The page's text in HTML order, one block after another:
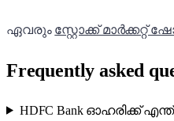
ഏവരും സ്റ്റോക്ക് മാർക്കറ്റ്
Frequently asked
HDFC Bank ഓഹരിക്ക്